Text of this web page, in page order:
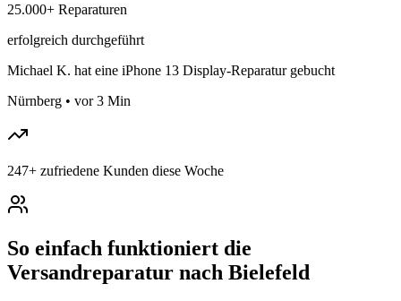
25.000+ Reparaturen
erfolgreich durchgeführt
Michael K. hat eine iPhone 13 Display-Reparatur gebucht
Nürnberg • vor 3 Min
247+ zufriedene Kunden diese Woche
So einfach funktioniert die
Versandreparatur nach Bielefeld